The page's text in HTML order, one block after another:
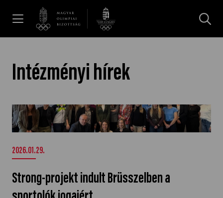
Dakar 2026
Intézményi hírek
Strong-projekt indult Brüsszelben a sportolók
jogaiért" />
2026.01.29.
Strong-projekt indult Brüsszelben a